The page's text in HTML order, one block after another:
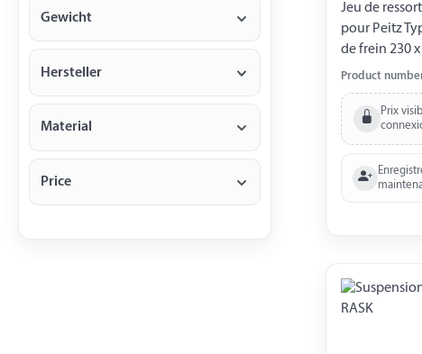
Gewicht
Hersteller
Material
Price
Jeu de
pour Peitz
de frein 230 x
Product
Prix